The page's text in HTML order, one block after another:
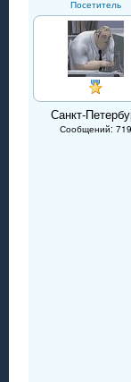
Посетитель
Санкт-
Сообщений: 719